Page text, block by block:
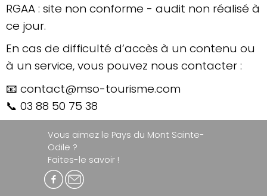
RGAA : site non conforme - audit non réalisé à
ce jour.
En cas de difficulté d’accès à un contenu ou
à un service, vous pouvez nous contacter :
📧 contact@mso-tourisme.com
📞 03 88 50 75 38
Vous aimez le Pays du Mont Sainte-
Odile ?
Faites-le savoir !